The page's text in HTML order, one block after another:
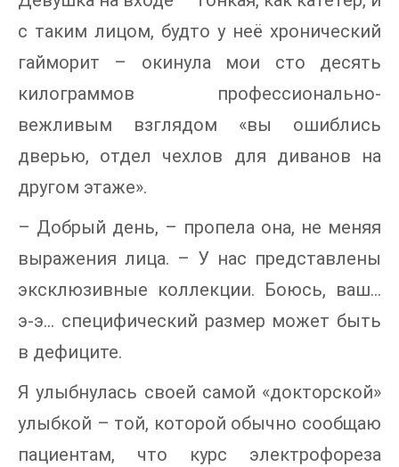
с таким лицом, будто у неё хронический
гайморит – окинула мои сто десять
килограммов профессионально-
вежливым взглядом «вы ошиблись
дверью, отдел чехлов для диванов на
другом этаже».
– Добрый день, – пропела она, не меняя
выражения лица. – У нас представлены
эксклюзивные коллекции. Боюсь, ваш...
э-э... специфический размер может быть
в дефиците.
Я улыбнулась своей самой «докторской»
улыбкой – той, которой обычно сообщаю
пациентам, что курс электрофореза